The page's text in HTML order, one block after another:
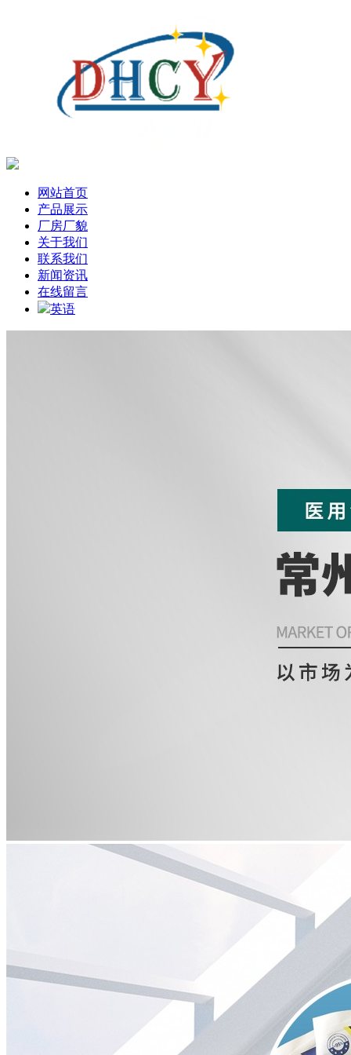
网站首页
产品展示
厂房厂貌
关于我们
联系我们
新闻资讯
在线留言
英语